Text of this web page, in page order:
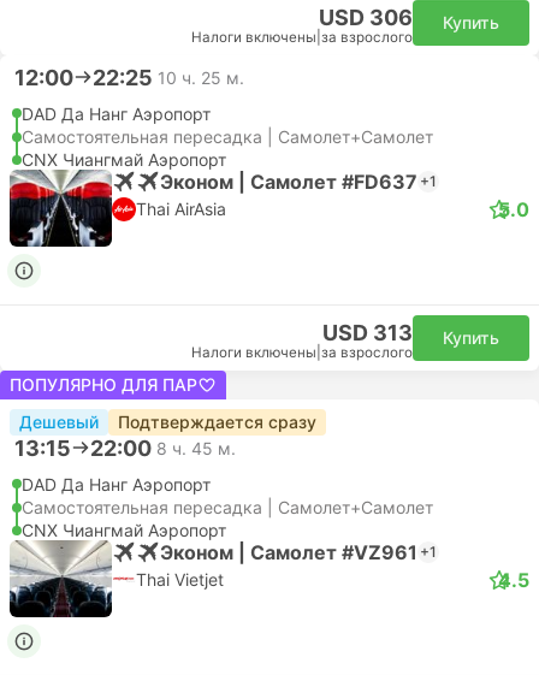
USD 306
Налоги включены за взрослого
Купить
12:00 22:25 10 ч. 25 м.
DAD Да Нанг Аэропорт
Самостоятельная пересадка | Самолет+Самолет
CNX Чиангмай Аэропорт
Эконом | Самолет #FD637 +1
Thai AirAsia 5.0
USD 313
Налоги включены за взрослого
Купить
ПОПУЛЯРНО ДЛЯ ПАР
Дешевый
Подтверждается сразу
13:15 22:00 8 ч. 45 м.
DAD Да Нанг Аэропорт
Самостоятельная пересадка | Самолет+Самолет
CNX Чиангмай Аэропорт
Эконом | Самолет #VZ961 +1
Thai Vietjet 4.5